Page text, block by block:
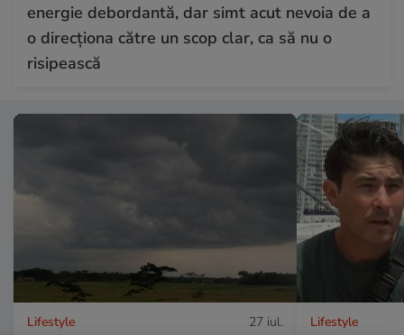
energie debordantă, dar simt acut nevoia de a
o direcționa către un scop clar, ca să nu o
risipească
Lifestyle 27 iul. Lifestyle